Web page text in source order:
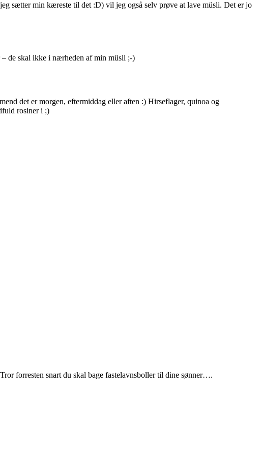
sætter min kæreste til det :D) vil jeg også selv prøve at lave müsli. Det er jo
de skal ikke i nærheden af min müsli ;-)
det er morgen, eftermiddag eller aften :) Hirseflager, quinoa og
rosiner i ;)
forresten snart du skal bage fastelavnsboller til dine sønner….